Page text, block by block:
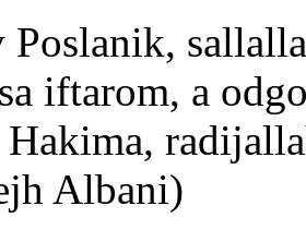
iftarom, a
Albani)